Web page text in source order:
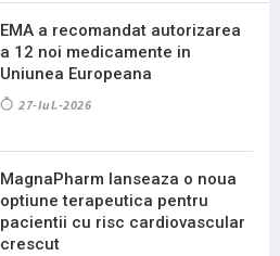
EMA a recomandat autorizarea
a 12 noi medicamente in
Uniunea Europeana
27-Iul.-2026
MagnaPharm lanseaza o noua
optiune terapeutica pentru
pacientii cu risc cardiovascular
crescut